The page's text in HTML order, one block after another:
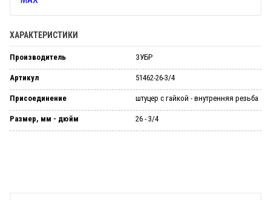
ХАРАКТЕРИСТИКИ
Производитель ЗУБР
Артикул 51462-26-3/4
Присоединение штуцер с гайкой - внутренняя резьба
Размер, мм - дюйм 26 - 3/4